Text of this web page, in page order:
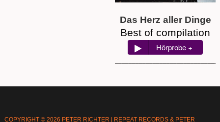
/
Das Herz aller Dinge
Best of compilation
Hörprobe +
COPYRIGHT © 2026 PETER RICHTER | REPEAT RECORDS & PETER